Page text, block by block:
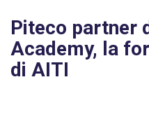
Piteco partner
Academy, la
di AITI